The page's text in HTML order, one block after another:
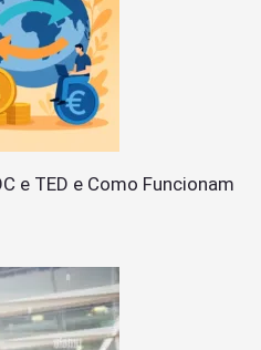
e TED e Como Funcionam